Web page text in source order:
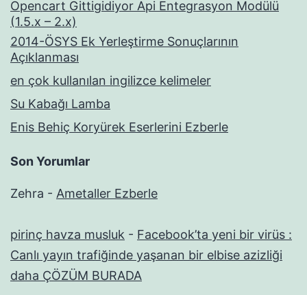
Opencart Gittigidiyor Api Entegrasyon Modülü
(1.5.x – 2.x)
2014-ÖSYS Ek Yerleştirme Sonuçlarının
Açıklanması
en çok kullanılan ingilizce kelimeler
Su Kabağı Lamba
Enis Behiç Koryürek Eserlerini Ezberle
Son Yorumlar
Zehra - Ametaller Ezberle
pirinç havza musluk - Facebook’ta yeni bir virüs :
Canlı yayın trafiğinde yaşanan bir elbise azizliği
daha ÇÖZÜM BURADA